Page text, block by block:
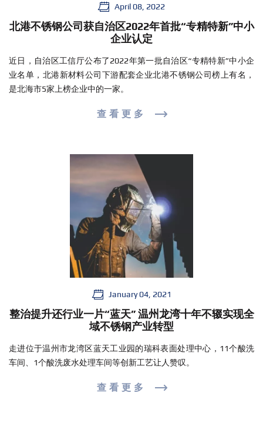
April 08, 2022
北港不锈钢公司获自治区2022年首批“专精特新”中小
企业认定
近日，自治区工信厅公布了2022年第一批自治区“专精特新”中小企
业名单，北港新材料公司下游配套企业北港不锈钢公司榜上有名，
是北海市5家上榜企业中的一家。
查看更多
January 04, 2021
整治提升还行业一片“蓝天” 温州龙湾十年不辍实现全
域不锈钢产业转型
走进位于温州市龙湾区蓝天工业园的瑞科表面处理中心，11个酸洗
车间、1个酸洗废水处理车间等创新工艺让人赞叹。
查看更多